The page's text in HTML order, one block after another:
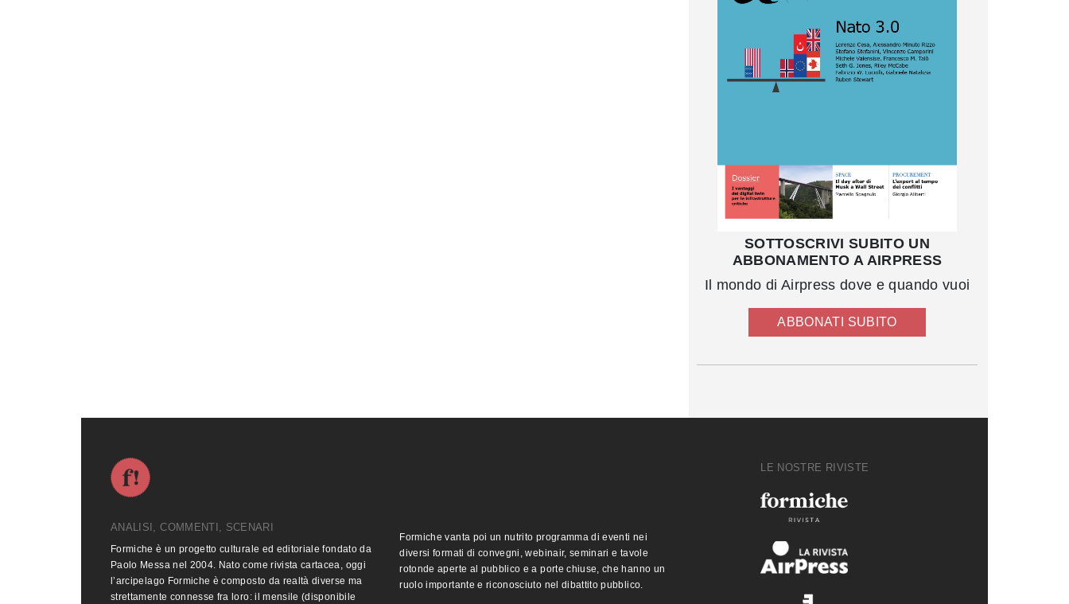
SOTTOSCRIVI SUBITO UN
ABBONAMENTO A AIRPRESS
Il mondo di Airpress dove e quando vuoi
ABBONATI SUBITO
ANALISI, COMMENTI, SCENARI
Formiche è un progetto culturale ed editoriale fondato da
Paolo Messa nel 2004. Nato come rivista cartacea, oggi
l’arcipelago Formiche è composto da realtà diverse ma
strettamente connesse fra loro: il mensile (disponibile
Formiche vanta poi un nutrito programma di eventi nei
diversi formati di convegni, webinair, seminari e tavole
rotonde aperte al pubblico e a porte chiuse, che hanno un
ruolo importante e riconosciuto nel dibattito pubblico.
LE NOSTRE RIVISTE